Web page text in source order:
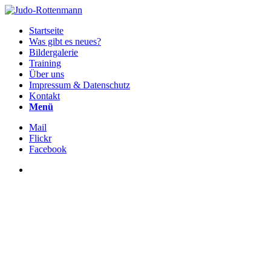
Startseite
Was gibt es neues?
Bildergalerie
Training
Über uns
Impressum & Datenschutz
Kontakt
Menü
Mail
Flickr
Facebook